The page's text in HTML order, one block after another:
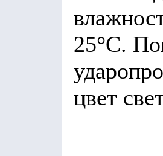
25°С.
цвет